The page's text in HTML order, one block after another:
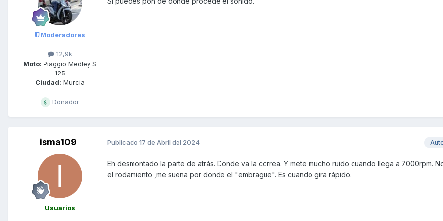
Moderadores
12,9k
Moto: Piaggio Medley S
125
Ciudad: Murcia
Donador
isma109
Usuarios
Publicado 17 de Abril del 2024
Eh desmontado la parte de atrás. Donde va la correa. Y mete mucho ruido cuando llega a 7000rpm.
el rodamiento ,me suena por donde el "embrague". Es cuando gira rápido.